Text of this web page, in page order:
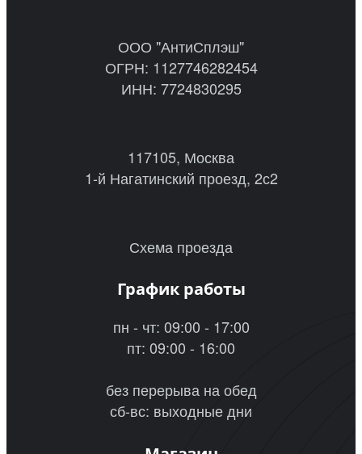
ООО "АнтиСплэш"
ОГРН: 1127746282454
ИНН: 7724830295
117105, Москва
1-й Нагатинский проезд, 2с2
Схема проезда
График работы
пн - чт: 09:00 - 17:00
пт: 09:00 - 16:00
без перерыва на обед
сб-вс: выходные дни